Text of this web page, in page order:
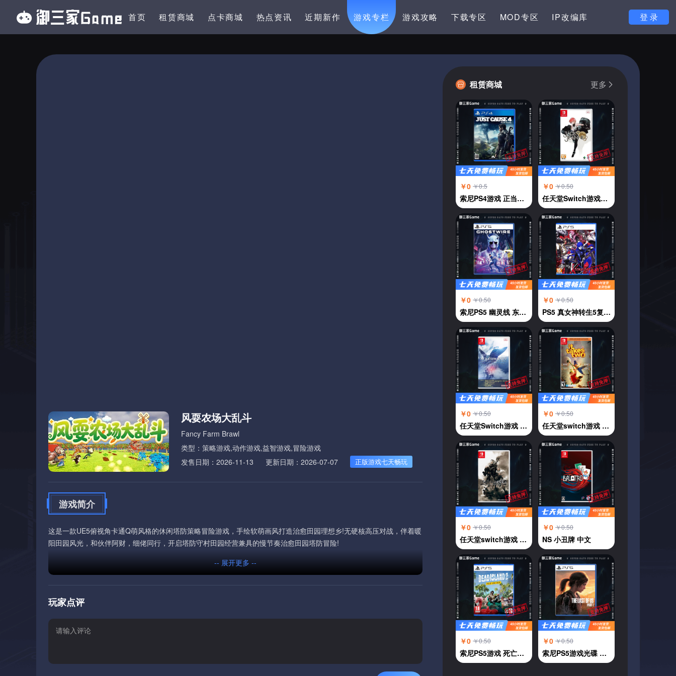
首页 租赁商城 点卡商城 热点资讯 近期新作 游戏专栏 游戏攻略 下载专区 MOD专区 IP改编库 登 录
风耍农场大乱斗
Fancy Farm Brawl
类型：策略游戏,动作游戏,益智游戏,冒险游戏
发售日期：2026-11-13
更新日期：2026-07-07 正版游戏七天畅玩
游戏简介
这是一款UE5俯视角卡通Q萌风格的休闲塔防策略冒险游戏，手绘软萌画风打造治愈田园理想乡!无硬核高压对战，伴着暖
阳田园风光，和伙伴阿财，细佬同行，开启塔防守村田园经营兼具的慢节奏治愈田园塔防冒险!
-- 展开更多 --
玩家点评
租赁商城 更多
￥0 ￥0.5
索尼PS4游戏 正当防卫4 中文
￥0 ￥0.50
任天堂Switch游戏卡NS 杰克珍妮 JACKJEANNE 乙女恋爱 中文
￥0 ￥0.50
索尼PS5 幽灵线 东京 鬼线东京 GhostWire:Tokyo 中文
￥0 ￥0.50
PS5 真女神转生5复仇 中文
￥0 ￥0.50
任天堂Switch游戏 NS 皇牌空战7 未知天际 中文
￥0 ￥0.50
任天堂switch游戏 NS游戏 双人成行 双人同行It Take Two 中文
￥0 ￥0.50
任天堂switch游戏 NS游戏 尼尔机械纪元 自动人形 中文
￥0 ￥0.50
NS 小丑牌 中文
￥0 ￥0.50
索尼PS5游戏 死亡岛2 中文
￥0 ￥0.50
索尼PS5游戏光碟 美国末日 最后的生还者 中文